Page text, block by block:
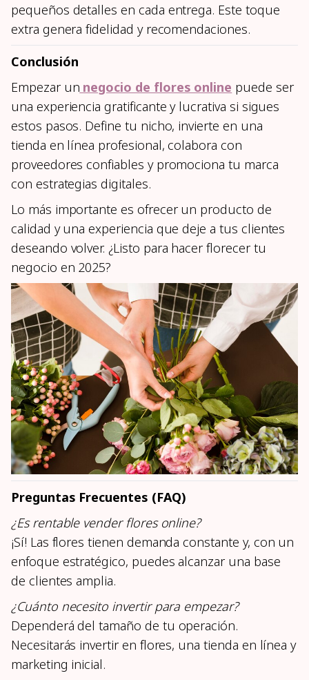
pequeños detalles en cada entrega. Este toque
extra genera fidelidad y recomendaciones.
Conclusión
Empezar un negocio de flores online puede ser
una experiencia gratificante y lucrativa si sigues
estos pasos. Define tu nicho, invierte en una
tienda en línea profesional, colabora con
proveedores confiables y promociona tu marca
con estrategias digitales.
Lo más importante es ofrecer un producto de
calidad y una experiencia que deje a tus clientes
deseando volver. ¿Listo para hacer florecer tu
negocio en 2025?
Preguntas Frecuentes (FAQ)
¿Es rentable vender flores online?
¡Sí! Las flores tienen demanda constante y, con un
enfoque estratégico, puedes alcanzar una base
de clientes amplia.
¿Cuánto necesito invertir para empezar?
Dependerá del tamaño de tu operación.
Necesitarás invertir en flores, una tienda en línea y
marketing inicial.